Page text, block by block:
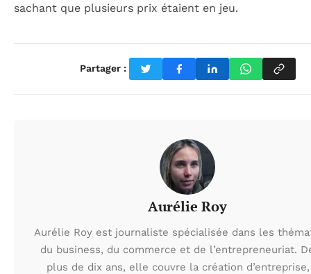
sachant que plusieurs prix étaient en jeu.
Partager :
Aurélie Roy
Aurélie Roy est journaliste spécialisée dans les
du business, du commerce et de l’entrepreneuriat.
plus de dix ans, elle couvre la création